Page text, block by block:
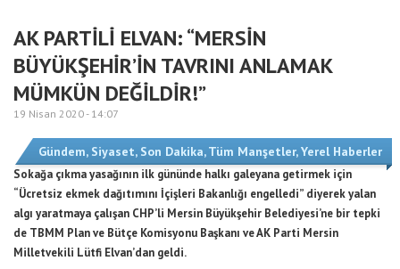
AK PARTİLİ ELVAN: “MERSİN
BÜYÜKŞEHİR’İN TAVRINI ANLAMAK
MÜMKÜN DEĞİLDİR!”
19 Nisan 2020 - 14:07
Gündem, Siyaset, Son Dakika,Tüm Manşetler,Yerel Haberler
Sokağa çıkma yasağının ilk gününde halkı galeyana getirmek için
“Ücretsiz ekmek dağıtımını İçişleri Bakanlığı engelledi” diyerek yalan
algı yaratmaya çalışan CHP’li Mersin Büyükşehir Belediyesi’ne bir tepki
de TBMM Plan ve Bütçe Komisyonu Başkanı ve AK Parti Mersin
Milletvekili Lütfi Elvan’dan geldi.